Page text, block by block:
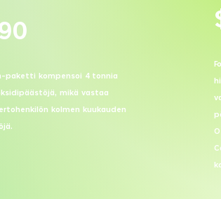
paketti kompensoi 4 tonnia
mikä vastaa
kolmen kuukauden